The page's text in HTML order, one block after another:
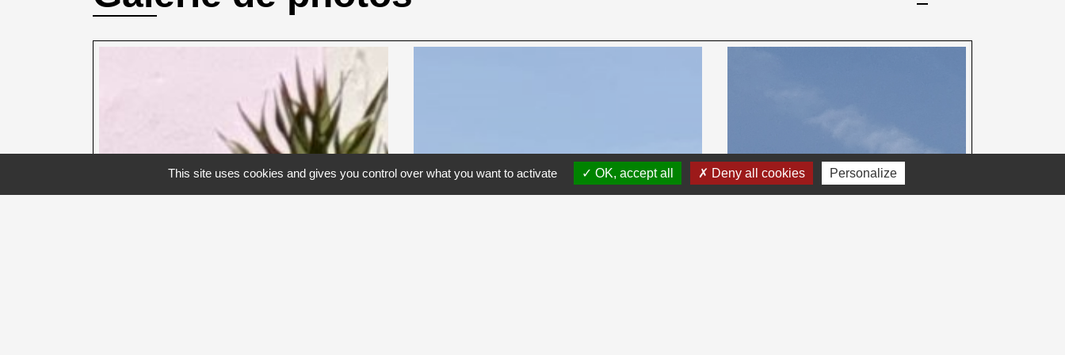
This site uses cookies and gives you control over what you want to activate OK, accept all Deny all cookies Personalize